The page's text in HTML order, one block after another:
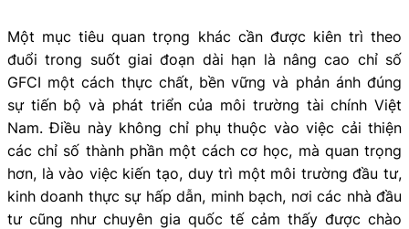
Một mục tiêu quan trọng khác cần được kiên trì theo
đuổi trong suốt giai đoạn dài hạn là nâng cao chỉ số
GFCI một cách thực chất, bền vững và phản ánh đúng
sự tiến bộ và phát triển của môi trường tài chính Việt
Nam. Điều này không chỉ phụ thuộc vào việc cải thiện
các chỉ số thành phần một cách cơ học, mà quan trọng
hơn, là vào việc kiến tạo, duy trì một môi trường đầu tư,
kinh doanh thực sự hấp dẫn, minh bạch, nơi các nhà đầu
tư cũng như chuyên gia quốc tế cảm thấy được chào